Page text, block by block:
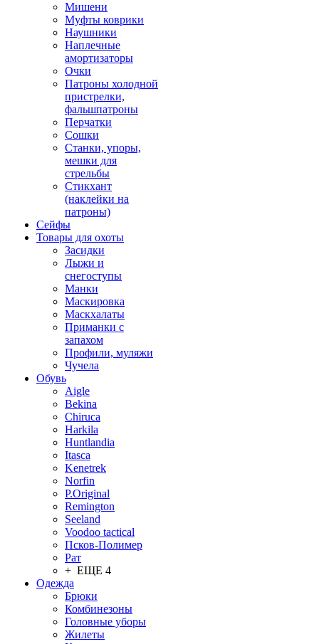
Мишени
Муфты коврики
Наушники
Наплечные
амортизаторы
Очки
Патроны холодной
пристрелки,
фальшпатроны
Перчатки
Сошки
Станки, упоры,
мешки для
стрельбы
Стикхант
(наклейки на
патроны)
Сейфы
Товары для охоты
Засидки
Лыжи и
снегоступы
Манки
Маскировка
Маскхалаты
Приманки с
запахом
Профили, муляжи
Чучела
Обувь
Aigle
Bekina
Chiruсa
Harkila
Huntlandia
Itasca
Kenetrek
Norfin
P.Original
Remington
Seeland
Voodoo tactical
Псков-Полимер
Рат
+ ЕЩЕ 4
Одежда
Брюки
Комбинезоны
Головные уборы
Жилеты